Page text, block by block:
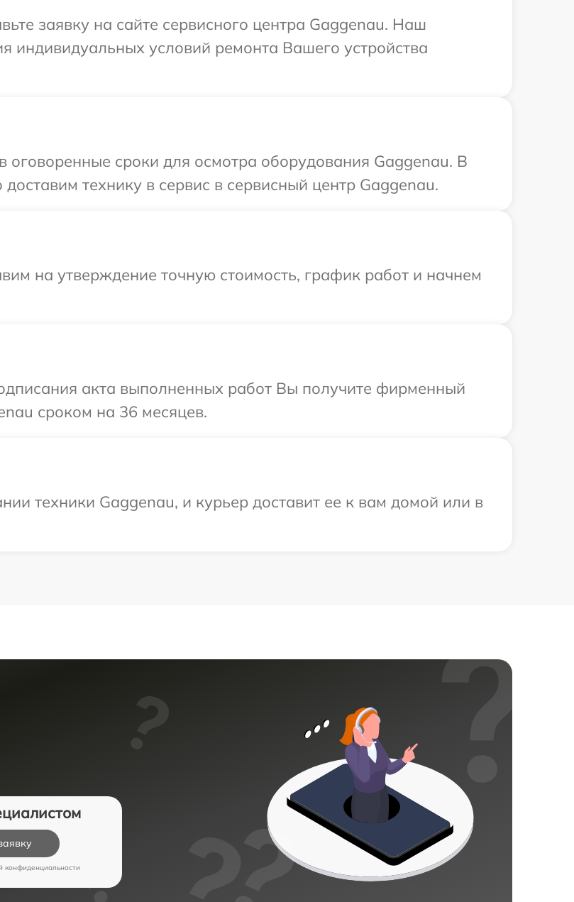
заявку на сайте сервисного центра Gaggenau. Наш
индивидуальных условий ремонта Вашего устройства
сроки для осмотра оборудования Gaggenau. В
технику в сервис в сервисный центр Gaggenau.
на утверждение точную стоимость, график работ и начнем
акта выполненных работ Вы получите фирменный
сроком на 36 месяцев.
техники Gaggenau, и курьер доставит ее к вам домой или в
конфиденциальности